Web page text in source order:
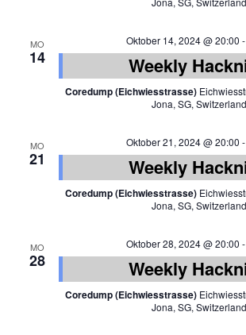
MO
14
Oktober 14, 2024 @ 20:00 -
Weekly
Coredump (Eichwiesstrasse)
Jona, SG, Switzerland
MO
21
Oktober 21, 2024 @ 20:00 -
Weekly
Coredump (Eichwiesstrasse)
Jona, SG, Switzerland
MO
28
Oktober 28, 2024 @ 20:00 -
Weekly
Coredump (Eichwiesstrasse)
Jona, SG, Switzerland